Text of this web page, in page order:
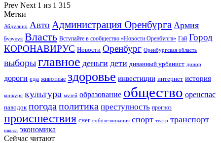
Prev Next 1 из 1 315
Метки
Абдулино Авто Администрация Оренбурга Армия
Бузулук Власть Вступайте в сообщество «Новости Оренбурга» Гай Город
КОРОНАВИРУС Новости Оренбург Оренбургская область
выборыглавное деньги дети диванный урбанист донор
дороги еда животные здоровье инвестиции интернет история
конкурс культура музей образование общество оренспас
паводок погода политика преступность прогноз
происшествия снег соболезнования спорт театр транспорт
школа экономика
Сейчас читают